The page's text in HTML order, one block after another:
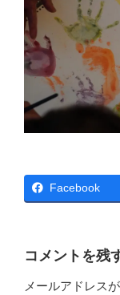
Facebook
コメントを残
メールアドレス